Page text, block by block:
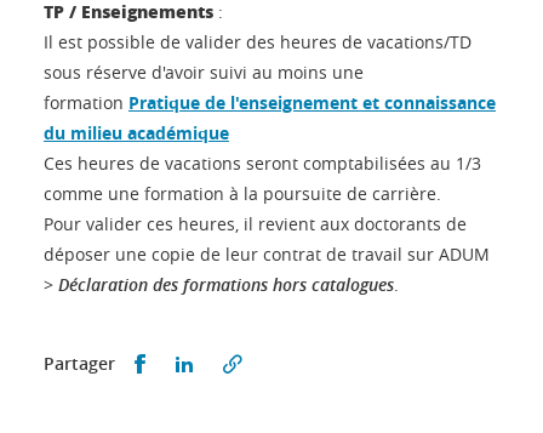
TP / Enseignements :
Il est possible de valider des heures de vacations/TD
sous réserve d'avoir suivi au moins une
formation Pratique de l'enseignement et connaissance
du milieu académique
Ces heures de vacations seront comptabilisées au 1/3
comme une formation à la poursuite de carrière.
Pour valider ces heures, il revient aux doctorants de
déposer une copie de leur contrat de travail sur ADUM
> Déclaration des formations hors catalogues.
Partager Partager sur Facebook
Partager sur LinkedIn